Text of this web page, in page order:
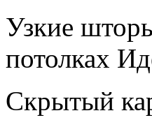
Узкие
потолках
Скрытый